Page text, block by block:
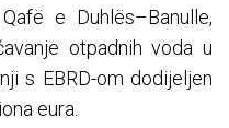
e Duhlës–Banulle,
otpadnih voda u
s EBRD-om dodijeljen
eura.